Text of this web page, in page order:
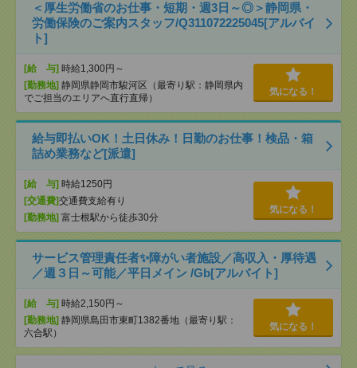
＜厚生労働省のお仕事・短期・週3日～◎＞静岡県・
労働保険のご案内スタッフ/Q311072225045[アルバイ
ト]
[給 与] 時給1,300円～
[勤務地] 静岡県静岡市駿河区（最寄り駅：静岡県内
でご担当のエリアへ直行直帰）
気になる！
給与即払いOK！土日休み！日勤のお仕事！検品・箱
詰め業務など[派遣]
[給 与] 時給1250円
[交通費]交通費支給有り
[勤務地] 富士根駅から徒歩30分
気になる！
サービス管理責任者✨障がい者施設／高収入・厚待遇
／週３日～可能／平日メイン /Gb[アルバイト]
[給 与] 時給2,150円～
[勤務地] 静岡県島田市東町1382番地（最寄り駅：
六合駅）
気になる！